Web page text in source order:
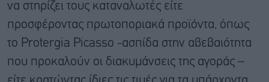
να στηρίζει τους καταναλωτές είτε
προσφέροντας πρωτοποριακά προϊόντα, όπως
το Protergia Picasso -ασπίδα στην αβεβαιότητα
που προκαλούν οι διακυμάνσεις της αγοράς –